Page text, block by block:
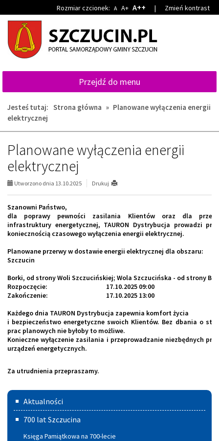
do
głównej
treści
do
wyszukiwarki
Rozmiar czcionek: A A+ A++ | Zmień kontrast
Przejdź do menu
Jesteś tutaj: Strona główna » Planowane wyłączenia energii
elektrycznej
Planowane wyłączenia energii
elektrycznej
Utworzono dnia 13.10.2025 Drukuj
Szanowni Państwo,
dla poprawy pewności zasilania Klientów oraz dla
infrastruktury energetycznej, TAURON Dystrybucja prowadzi
koniecznością czasowego wyłączenia energii elektrycznej.
Planowane przerwy w dostawie energii elektrycznej dla obszaru:
Szczucin
Borki, od strony Woli Szczucińskiej; Wola Szczucińska - od strony
Rozpoczęcie:
17.10.2025 09:00
Zakończenie:
17.10.2025 13:00
Każdego dnia TAURON Dystrybucja zapewnia komfort życia
i bezpieczeństwo energetyczne swoich Klientów. Bez dbania o
prac planowych nie byłoby to możliwe.
Konieczne wyłączenie zasilania i przeprowadzanie niezbędnych
urządzeń energetycznych.
Za utrudnienia przepraszamy.
Menu
główne
Aktualności
700 lat Szczucina
Księga Pamiątkowa na 700-lecie